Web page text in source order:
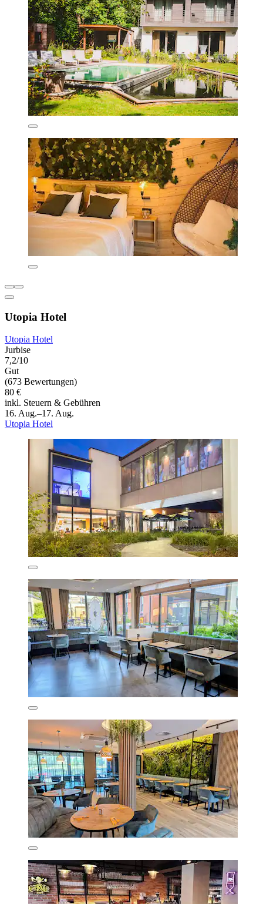
Utopia Hotel
Utopia Hotel
Jurbise
7,2/10
Gut
(673 Bewertungen)
80 €
inkl. Steuern & Gebühren
16. Aug.–17. Aug.
Utopia Hotel